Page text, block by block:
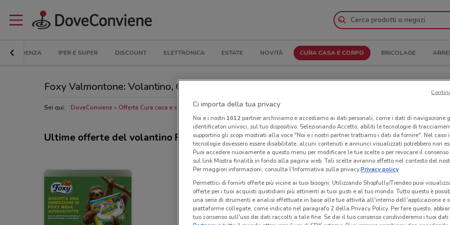
IN EVIDENZA IPER E SUPER DISCOUNT ELETTRONICA ESTATE NOVITÀ CURA CASA E CORPO BRICOLAGE
Foxy Valmontone: Volantino, Orari di apertura e Indirizzi
Sei qui: DoveConviene Offerte Cura casa e corpo a Valmontone Negozi Foxy a Valmontone
Ultime offerte del volantino Foxy
Ci importa della tua privacy
Noi e i nostri 1012partner archiviamo e accediamo ai dati personali, come i dati di navigazione
identificatori univoci, sul tuo dispositivo. Selezionando Accetto, abiliti le tecnologie di
supportino gli scopi mostrati alla voce "Noi e i nostri partner trattiamo i dati da fornire". Nel caso
tecnologie dovessero essere disabilitate, alcuni contenuti e annunci visualizzati potrebbero non
Puoi accedere nuovamente a questo menu per modificare le tue scelte o per revocare il
sul link Mostra finalità in fondo alla pagina web. Tali scelte avranno effetto nel contesto del
Per maggiori informazioni, consulta l'Informativa sulla privacy.Privacy policy
Permettici di fornirti offerte più vicine ai tuoi bisogni: Utilizzando Shopfully/Tiendeo puoi
offerte per i tuoi acquisti quotidiani più attinenti ai tuoi gusti e al tuo mondo. Tutto questo è
una serie di strumenti e analisi effettuate in base alle tue attività all'interno dell'applicazione e
piattaforme collegate, come indicato nel paragrafo 2 della Privacy Policy. Per fare questo,
tuo consenso sull'uso dei dati raccolti a tale fine. Se dai il tuo consenso condivideremo i tuoi dati